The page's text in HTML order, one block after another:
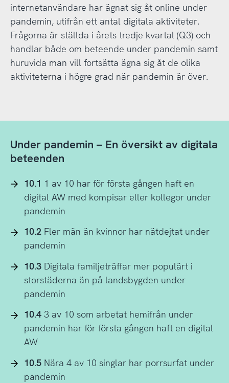
internetanvändare har ägnat sig åt online under
pandemin, utifrån ett antal digitala aktiviteter.
Frågorna är ställda i årets tredje kvartal (Q3) och
handlar både om beteende under pandemin samt
huruvida man vill fortsätta ägna sig åt de olika
aktiviteterna i högre grad när pandemin är över.
Under pandemin – En översikt av digitala
beteenden
10.1 1 av 10 har för första gången haft en
digital AW med kompisar eller kollegor under
pandemin
10.2Fler män än kvinnor har nätdejtat under
pandemin
10.3Digitala familjeträffar mer populärt i
storstäderna än på landsbygden under
pandemin
10.43 av 10 som arbetat hemifrån under
pandemin har för första gången haft en digital
AW
10.5Nära 4 av 10 singlar har porrsurfat under
pandemin